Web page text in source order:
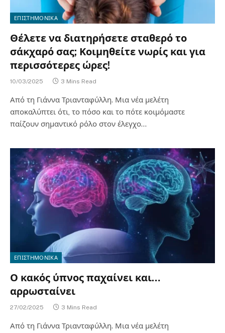
ΕΠΙΣΤΗΜΟΝΙΚΑ
Θέλετε να διατηρήσετε σταθερό το
σάκχαρό σας; Κοιμηθείτε νωρίς και για
περισσότερες ώρες!
10/03/2025 3 Mins Read
Από τη Γιάννα Τριανταφύλλη. Μια νέα μελέτη
αποκαλύπτει ότι, το πόσο και το πότε κοιμόμαστε
παίζουν σημαντικό ρόλο στον έλεγχο…
ΕΠΙΣΤΗΜΟΝΙΚΑ
Ο κακός ύπνος παχαίνει και…
αρρωσταίνει
27/02/2025 3 Mins Read
Από τη Γιάννα Τριανταφύλλη. Μια νέα μελέτη